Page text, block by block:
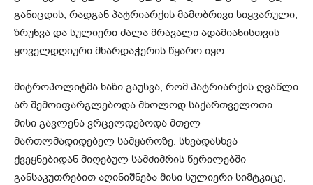
განიცდის, რადგან პატრიარქის მამობრივი სიყვარული,
ზრუნვა და სულიერი ძალა მრავალი ადამიანისთვის
ყოველდღიური მხარდაჭერის წყარო იყო.
მიტროპოლიტმა ხაზი გაუსვა, რომ პატრიარქის ღვაწლი
არ შემოიფარგლებოდა მხოლოდ საქართველოთი —
მისი გავლენა ვრცელდებოდა მთელ
მართლმადიდებელ სამყაროზე. სხვადასხვა
ქვეყნებიდან მიღებულ სამძიმრის წერილებში
განსაკუთრებით აღინიშნება მისი სულიერი სიმტკიცე,